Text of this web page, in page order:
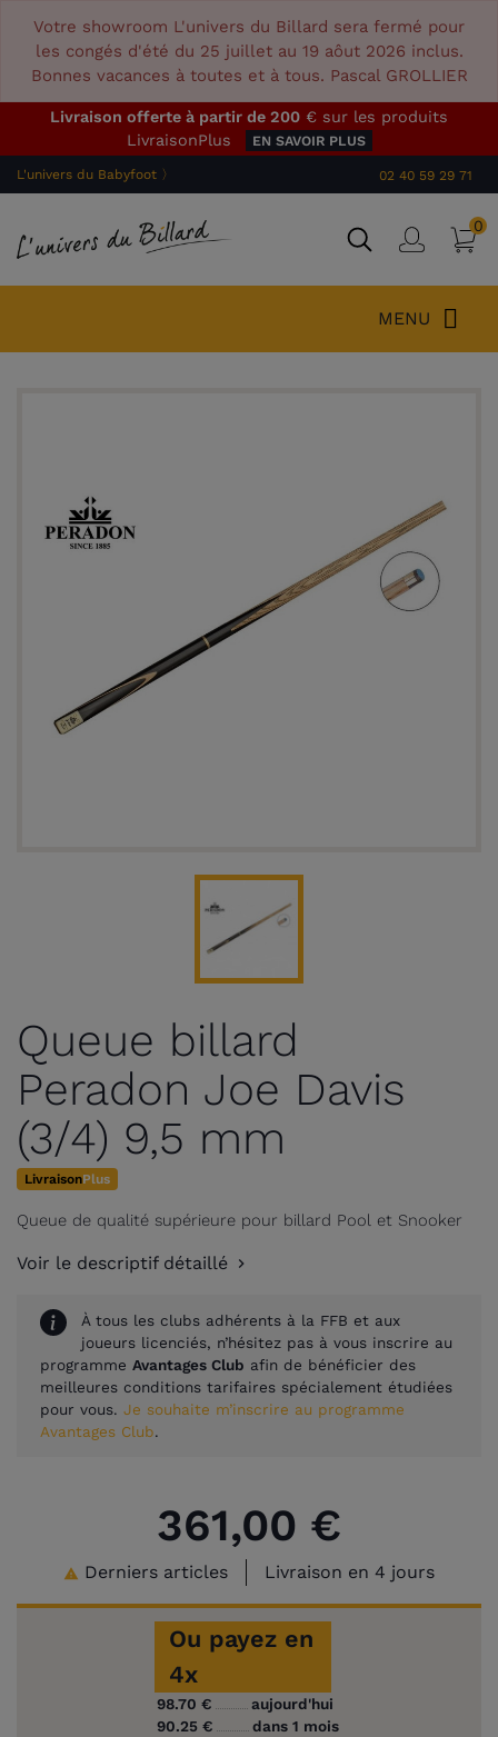
Votre showroom L'univers du Billard sera fermé pour
les congés d'été du 25 juillet au 19 aôut 2026 inclus.
Bonnes vacances à toutes et à tous. Pascal GROLLIER
Livraison offerte à partir de 200 € sur les produits
LivraisonPlus
EN SAVOIR PLUS
L'univers du Babyfoot 〉 02 40 59 29 71
0
MENU
Queue billard
Peradon Joe Davis
(3/4) 9,5 mm
LivraisonPlus
Queue de qualité supérieure pour billard Pool et Snooker
Voir le descriptif détaillé
À tous les clubs adhérents à la FFB et aux
joueurs licenciés, n’hésitez pas à vous inscrire au
programme Avantages Club afin de bénéficier des
meilleures conditions tarifaires spécialement étudiées
pour vous. Je souhaite m’inscrire au programme
Avantages Club.
361,00 €
 Derniers articles Livraison en 4 jours
Ou payez en
4x
98.70 €
aujourd'hui
90.25 €
dans 1 mois